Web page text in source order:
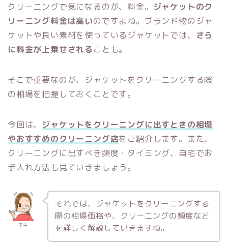
クリーニングで気になるのが、料金。 ジャケットのク
リーニング料金は高いのですよね。ブランド物のジャ
ケットや良い素材を使っているジャケットでは、
さら
に料金が上乗せされることも。
そこで重要なのが、ジャケットをクリーニングする際
の相場を把握しておくことです。
今回は、 ジャケットをクリーニングに出すときの相場
やおすすめのクリーニング店をご紹介します。また、
クリーニングに出すべき頻度・タイミング、自宅でお
手入れ方法も見ていきましょう。
マキ
それでは、ジャケットをクリーニングする
際の相場価格や、クリーニングの頻度など
を詳しく解説していきますね。